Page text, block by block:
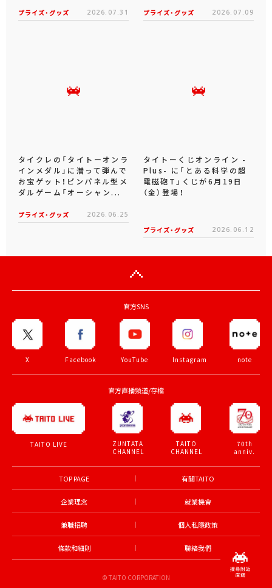
プライズ・グッズ 2026.07.31 プライズ・グッズ 2026.07.09
タイクレの「タイトーオンラ
インメダル」に潜って弾んで
お宝ゲット！ピンパネル型メ
ダルゲーム「オーシャン...
プライズ・グッズ 2026.06.25
タイトーくじオンライン -
Plus- に「とある科学の超
電磁砲T」くじが6月19日
（金）登場！
プライズ・グッズ 2026.06.12
官方SNS
X Facebook YouTube Instagram note
官方直播頻道/存檔
TAITO LIVE
ZUNTATA
CHANNEL
TAITO
CHANNEL
70th
anniv.
TOP PAGE 有關TAITO
企業理念 就業機會
兼職招聘 個人私隱政策
條款和細則 聯絡我們
© TAITO CORPORATION